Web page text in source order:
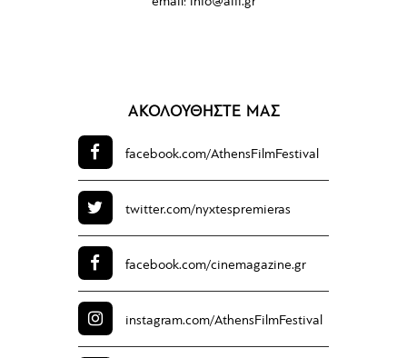
ΑΚΟΛΟΥΘΗΣΤΕ ΜΑΣ
facebook.com/AthensFilmFestival
twitter.com/nyxtespremieras
facebook.com/cinemagazine.gr
instagram.com/AthensFilmFestival